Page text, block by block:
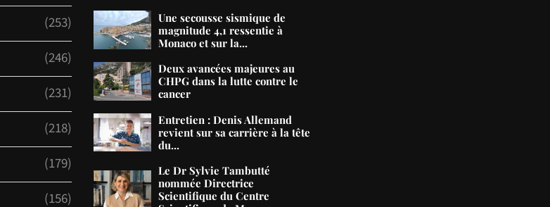
(253)
(246)
(231)
(218)
(179)
(156)
Une secousse sismique de
magnitude 4,1 ressentie à
Monaco et sur la...
Deux avancées majeures au
CHPG dans la lutte contre le
cancer
Entretien : Denis Allemand
revient sur sa carrière à la tête
du...
Le Dr Sylvie Tambutté
nommée Directrice
Scientifique du Centre